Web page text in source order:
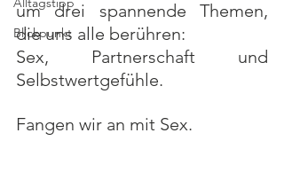
Blickpunkt
um drei spannende Themen,
die uns alle berühren:
Sex, Partnerschaft und
Selbstwertgefühle.
Fangen wir an mit Sex.